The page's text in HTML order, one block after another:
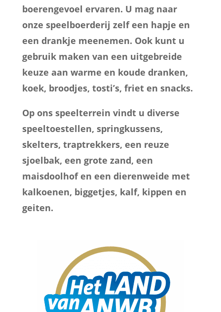
boerengevoel ervaren. U mag naar
onze speelboerderij zelf een hapje en
een drankje meenemen. Ook kunt u
gebruik maken van een uitgebreide
keuze aan warme en koude dranken,
koek, broodjes, tosti’s, friet en snacks.
Op ons speelterrein vindt u diverse
speeltoestellen, springkussens,
skelters, traptrekkers, een reuze
sjoelbak, een grote zand, een
maisdoolhof en een dierenweide met
kalkoenen, biggetjes, kalf, kippen en
geiten.